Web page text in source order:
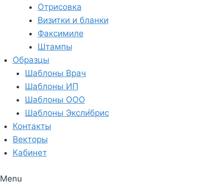
Отрисовка
Визитки и бланки
Факсимиле
Штампы
Образцы
Шаблоны Врач
Шаблоны ИП
Шаблоны ООО
Шаблоны Эксли́брис
Контакты
Векторы
Кабинет
Menu